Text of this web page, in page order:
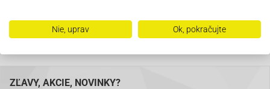
ZĽAVY, AKCIE, NOVINKY?
Nie, uprav Ok, pokračujte